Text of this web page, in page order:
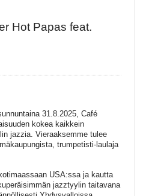
Hot Papas feat.
31.8.2025, Café
kokea kaikkein
jazzia. Vieraaksemme tulee
trumpetisti-laulaja
USA:ssa ja kautta
jazztyylin taitavana